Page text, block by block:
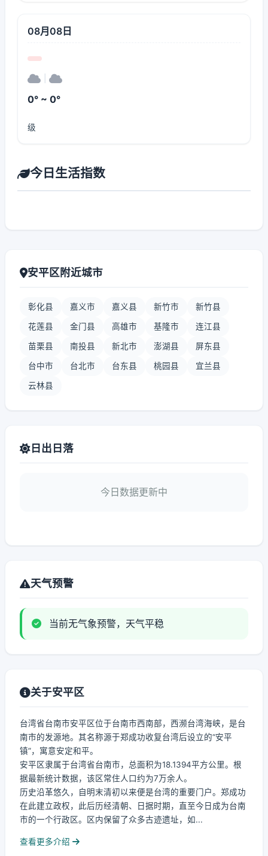
08月08日
0° ~ 0°
级
今日生活指数
安平区附近城市
彰化县 嘉义市 嘉义县 新竹市 新竹县
花莲县 金门县 高雄市 基隆市 连江县
苗栗县 南投县 新北市 澎湖县 屏东县
台中市 台北市 台东县 桃园县 宜兰县
云林县
日出日落
今日数据更新中
天气预警
当前无气象预警，天气平稳
关于安平区
台湾省台南市安平区位于台南市西南部，西濒台湾海峡，是台
南市的发源地。其名称源于郑成功收复台湾后设立的“安平
镇”，寓意安定和平。
安平区隶属于台湾省台南市，总面积为18.1394平方公里。根
据最新统计数据，该区常住人口约为7万余人。
历史沿革悠久，自明末清初以来便是台湾的重要门户。郑成功
在此建立政权，此后历经清朝、日据时期，直至今日成为台南
市的一个行政区。区内保留了众多古迹遗址，如...
查看更多介绍